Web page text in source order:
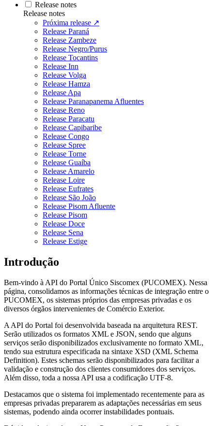
Release notes
Release notes
Próxima release ↗
Release Paraná
Release Zambeze
Release Negro/Purus
Release Tocantins
Release Inn
Release Volga
Release Hamza
Release Apa
Release Paranapanema Afluentes
Release Reno
Release Paracatu
Release Capibaribe
Release Congo
Release Spree
Release Torne
Release Guaíba
Release Amarelo
Release Loire
Release Eufrates
Release São João
Release Pisom Afluente
Release Pisom
Release Doce
Release Sena
Release Estige
Introdução
Bem-vindo à API do Portal Único Siscomex (PUCOMEX). Nessa
página, consolidamos as informações técnicas de integração entre o
PUCOMEX, os sistemas próprios das empresas privadas e os
diversos órgãos intervenientes de Comércio Exterior.
A API do Portal foi desenvolvida baseada na arquitetura REST.
Serão utilizados os formatos XML e JSON, sendo que alguns
serviços serão disponibilizados exclusivamente no formato XML,
tendo sua estrutura especificada na sintaxe XSD (XML Schema
Definition). Estes schemas serão disponibilizados para facilitar a
validação e construção dos clientes consumidores dos serviços.
Além disso, toda a nossa API usa a codificação UTF-8.
Destacamos que o sistema foi implementado recentemente para as
empresas privadas prepararem as adaptações necessárias em seus
sistemas, podendo ainda ocorrer instabilidades pontuais.